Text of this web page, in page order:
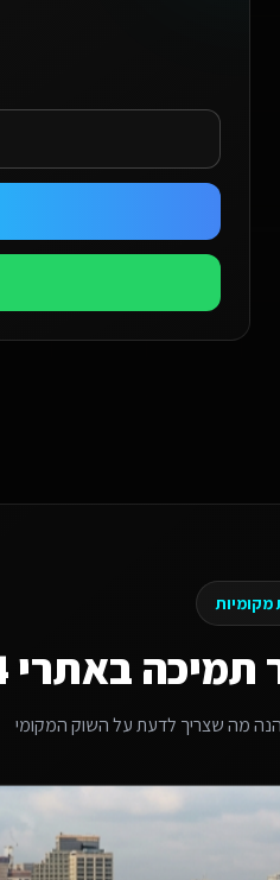
מקומיות
תמיכה באתרי Base44
הנה מה שצריך לדעת על השוק המקומי